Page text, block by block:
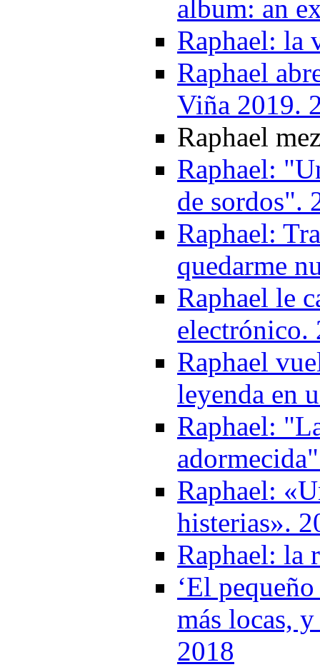
album: an
Raphael: la
Raphael
Viña 2019.
Raphael
Raphael:
de sordos".
Raphael:
quedarme
Raphael le
electrónico.
Raphael
leyenda en
Raphael:
Raphael:
histerias».
Raphael: la
‘El
más locas,
2018